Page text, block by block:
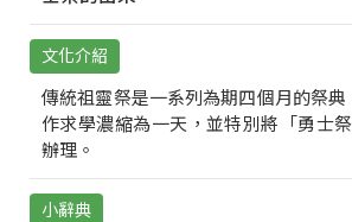
文化介紹
傳統祖靈祭是一系列為期四個月的祭
作求學濃縮為一天，並特別將「勇士
辦理。
小辭典